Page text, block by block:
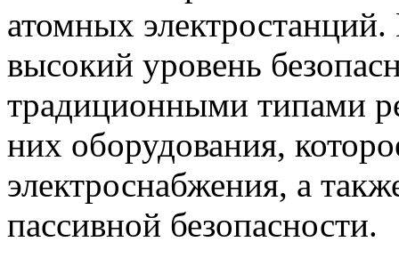
атомных
высокий уровень
традиционными типами
них оборудования,
электроснабжения, а
пассивной безопасности.